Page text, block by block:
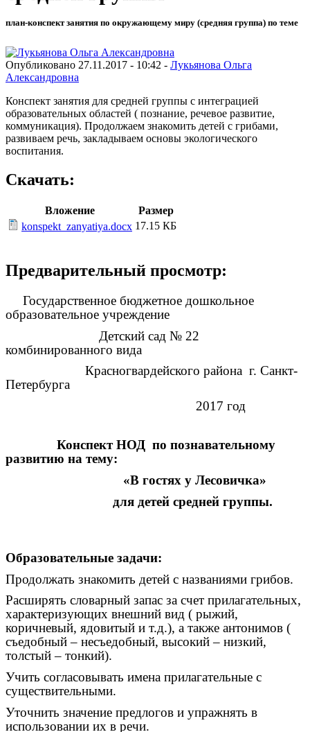
план-конспект занятия по окружающему миру (средняя группа) по теме
Опубликовано 27.11.2017 - 10:42 - Лукьянова Ольга
Александровна
Конспект занятия для средней группы с интеграцией
образовательных областей ( познание, речевое развитие,
коммуникация). Продолжаем знакомить детей с грибами,
развиваем речь, закладываем основы экологического
воспитания.
Скачать:
Вложение
Размер
konspekt_zanyatiya.docx 17.15 КБ
Предварительный просмотр:
Государственное бюджетное дошкольное
образовательное учреждение
Детский сад № 22
комбинированного вида
Красногвардейского района г. Санкт-
Петербурга
2017 год
Конспект НОД по познавательному
развитию на тему:
«В гостях у Лесовичка»
для детей средней группы.
Образовательные задачи:
Продолжать знакомить детей с названиями грибов.
Расширять словарный запас за счет прилагательных,
характеризующих внешний вид ( рыжий,
коричневый, ядовитый и т.д.), а также антонимов (
съедобный – несъедобный, высокий – низкий,
толстый – тонкий).
Учить согласовывать имена прилагательные с
существительными.
Уточнить значение предлогов и упражнять в
использовании их в речи.